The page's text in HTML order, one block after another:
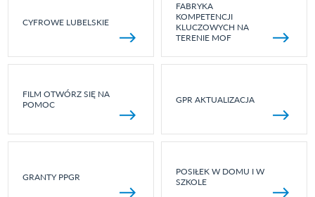
CYFROWE LUBELSKIE
FABRYKA
KOMPETENCJI
KLUCZOWYCH NA
TERENIE MOF
FILM OTWÓRZ SIĘ NA
POMOC
GPR AKTUALIZACJA
GRANTY PPGR
POSIŁEK W DOMU I W
SZKOLE